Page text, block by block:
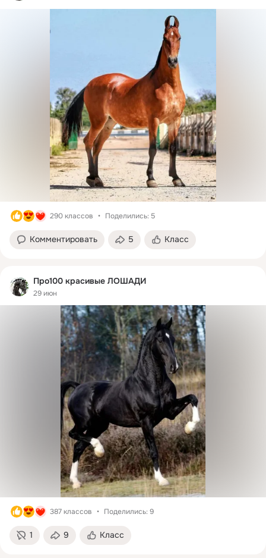
290 классов Поделились: 5
Комментировать 5 Класс
Про100 красивые ЛОШАДИ
29 июн
387 классов Поделились: 9
1 9 Класс